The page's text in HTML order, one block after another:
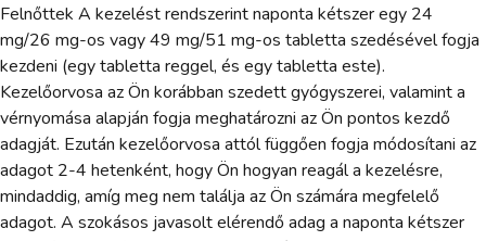
Felnőttek A kezelést rendszerint naponta kétszer egy 24
mg/26 mg-os vagy 49 mg/51 mg-os tabletta szedésével fogja
kezdeni (egy tabletta reggel, és egy tabletta este).
Kezelőorvosa az Ön korábban szedett gyógyszerei, valamint a
vérnyomása alapján fogja meghatározni az Ön pontos kezdő
adagját. Ezután kezelőorvosa attól függően fogja módosítani az
adagot 2-4 hetenként, hogy Ön hogyan reagál a kezelésre,
mindaddig, amíg meg nem találja az Ön számára megfelelő
adagot. A szokásos javasolt elérendő adag a naponta kétszer